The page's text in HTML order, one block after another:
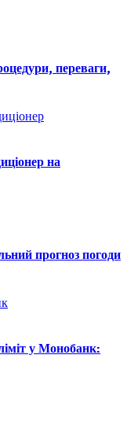
переваги,
на
прогноз погоди
у Монобанк: